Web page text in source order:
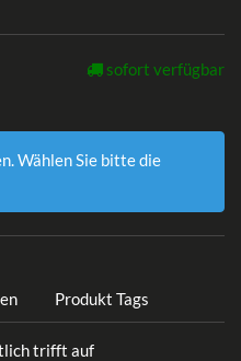
sofort verfügbar
Wählen Sie bitte die
Produkt Tags
trifft auf